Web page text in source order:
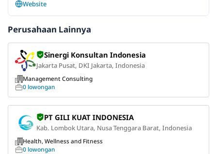
Website
Perusahaan Lainnya
Sinergi Konsultan Indonesia
Jakarta Pusat, DKI Jakarta, Indonesia
Management Consulting
0 lowongan
PT GILI KUAT INDONESIA
Kab. Lombok Utara, Nusa Tenggara Barat, Indonesia
Health, Wellness and Fitness
0 lowongan